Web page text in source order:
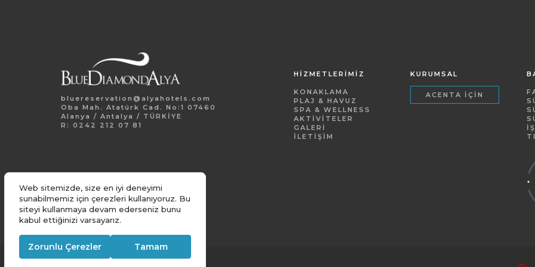
bluereservation@alyahotels.com
Oba Mah. Atatürk Cad. No:1 07460
Alanya / Antalya / TÜRKİYE
R: 0242 212 07 81
HİZMETLERİMİZ
KONAKLAMA
PLAJ & HAVUZ
SPA & WELLNESS
AKTIVITELER
GALERI
İLETIŞIM
KURUMSAL
ACENTA İÇIN
Web sitemizde, size en iyi deneyimi
sunabilmemiz için çerezleri kullanıyoruz. Bu
siteyi kullanmaya devam ederseniz bunu
kabul ettiğinizi varsayarız.
Zorunlu Çerezler Tamam